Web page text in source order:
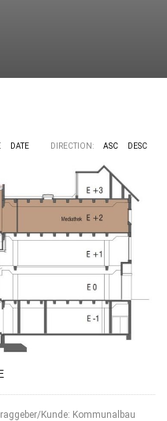
DATE DIRECTION: ASC DESC
Kunde: Kommunalbau